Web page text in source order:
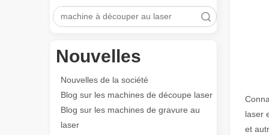
recherche
Nouvelles
Nouvelles de la société
Blog sur les machines de découpe laser
Blog sur les machines de gravure au
laser
laser
et